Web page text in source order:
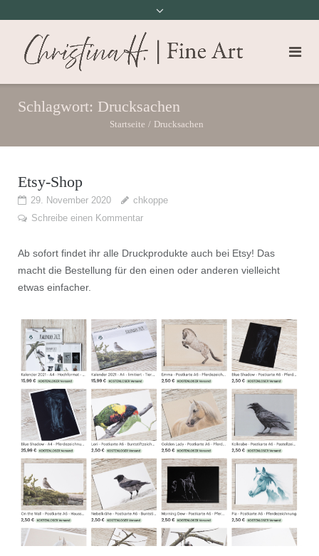
Schlagwort: Drucksachen
Startseite / Drucksachen
Etsy-Shop
29. November 2020
chkoppe
Schreibe einen Kommentar
Ab sofort findet ihr alle Druckprodukte auch bei Etsy! Das
macht die Bestellung für den einen oder anderen vielleicht
etwas einfacher.